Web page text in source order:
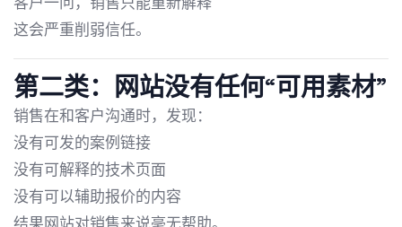
这会严重削弱信任。
第二类：网站没有任何“可用素材”
销售在和客户沟通时，发现：
没有可发的案例链接
没有可解释的技术页面
没有可以辅助报价的内容
结果网站对销售来说毫无帮助。